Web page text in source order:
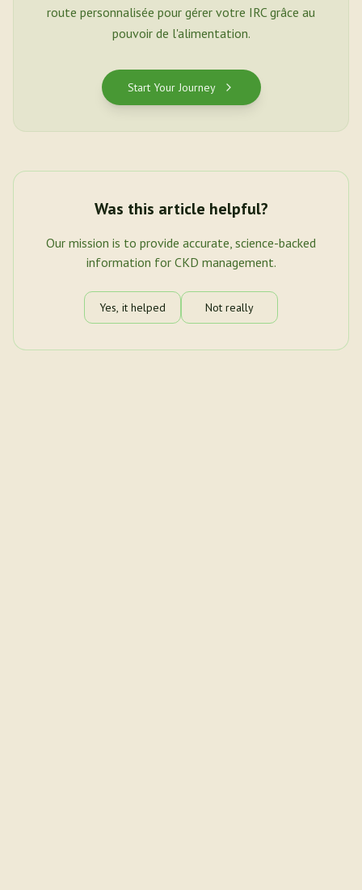
route personnalisée pour gérer votre IRC grâce au
pouvoir de l'alimentation.
Start Your Journey
Was this article helpful?
Our mission is to provide accurate, science-backed
information for CKD management.
Yes, it helped Not really